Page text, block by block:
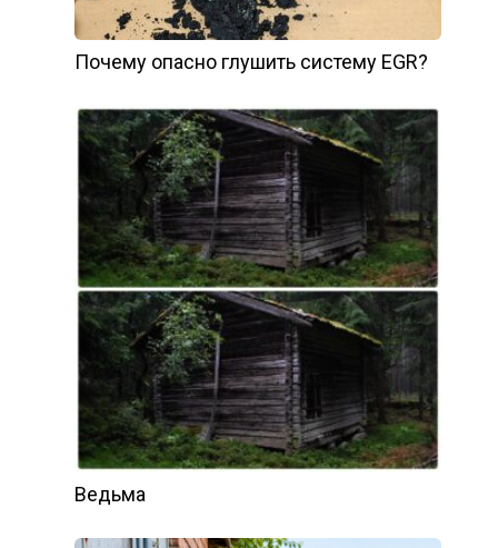
Почему опасно глушить систему EGR?
Ведьма